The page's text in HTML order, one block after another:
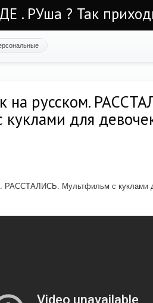
. РУша ? Так
на русском.
для
РАССТАЛИСЬ. Мультфильм с куклами